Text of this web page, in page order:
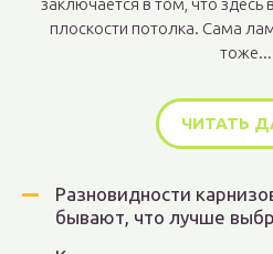
заключается в том, что здесь
плоскости потолка. Сама
ЧИТАТЬ
Разновидности
бывают, что лучше